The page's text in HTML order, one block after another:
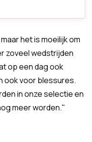
het is moeilijk om
zoveel wedstrijden
op een dag ook
ook voor blessures.
in onze selectie en
meer worden."